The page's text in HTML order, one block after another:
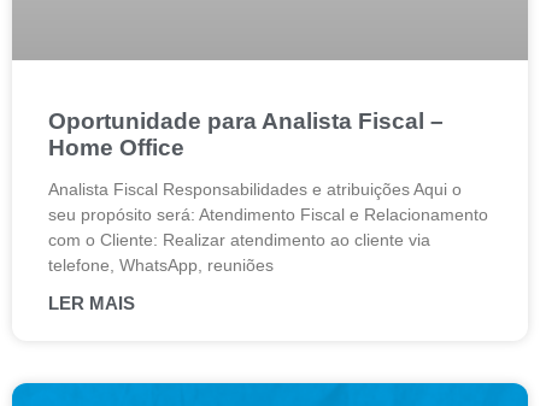
Oportunidade para Analista Fiscal –
Home Office
Analista Fiscal Responsabilidades e atribuições Aqui o
seu propósito será: Atendimento Fiscal e Relacionamento
com o Cliente: Realizar atendimento ao cliente via
telefone, WhatsApp, reuniões
LER MAIS